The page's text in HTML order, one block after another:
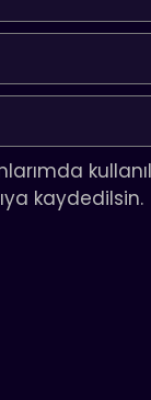
kaydedilsin.